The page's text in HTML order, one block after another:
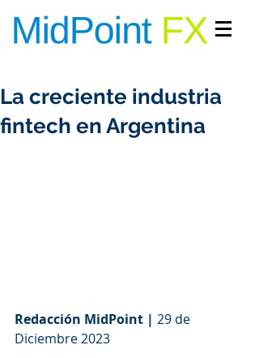
La creciente industria
fintech en Argentina
Redacción MidPoint | 29 de
Diciembre 2023